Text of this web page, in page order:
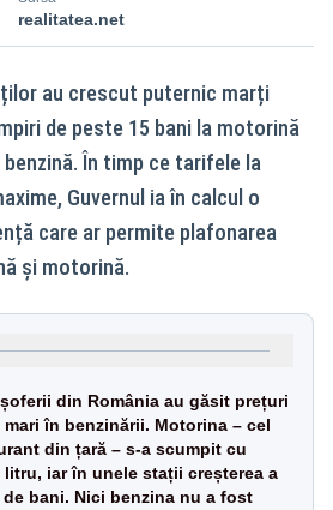
realitatea.net
au crescut puternic marți
de peste 15 bani la motorină
În timp ce tarifele la
Guvernul ia în calcul o
care ar permite plafonarea
și motorină.
din România au găsit prețuri
în benzinării. Motorina – cel
din țară – s-a scumpit cu
litru, iar în unele stații creșterea a
bani. Nici benzina nu a fost